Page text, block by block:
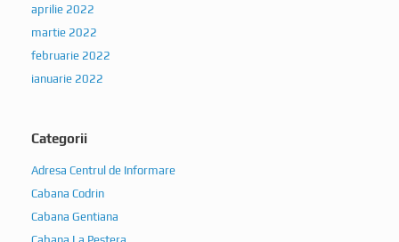
aprilie 2022
martie 2022
februarie 2022
ianuarie 2022
Categorii
Adresa Centrul de Informare
Cabana Codrin
Cabana Gentiana